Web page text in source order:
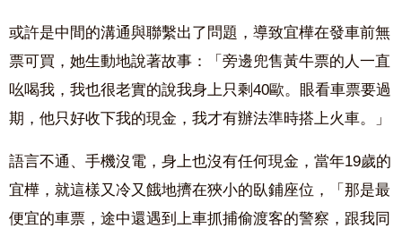
或許是中間的溝通與聯繫出了問題，導致宜樺在發車前無
票可買，她生動地說著故事：「旁邊兜售黃牛票的人一直
吆喝我，我也很老實的說我身上只剩40歐。眼看車票要過
期，他只好收下我的現金，我才有辦法準時搭上火車。」
語言不通、手機沒電，身上也沒有任何現金，當年19歲的
宜樺，就這樣又冷又餓地擠在狹小的臥鋪座位，「那是最
便宜的車票，途中還遇到上車抓捕偷渡客的警察，跟我同